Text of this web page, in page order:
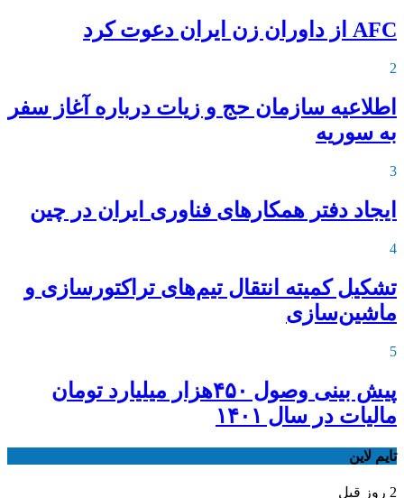
AFC از داوران زن ایران دعوت کرد
2
اطلاعیه‌ سازمان حج و زیات درباره آغاز سفر
به سوریه
3
ایجاد دفتر همکارهای فناوری ایران در چین
4
تشکیل کمیته انتقال تیم‌های تراکتورسازی و
ماشین‌سازی
5
پیش بینی وصول ۴۵۰هزار میلیارد تومان
مالیات در سال ۱۴۰۱
تایم لاین
2 روز قبل